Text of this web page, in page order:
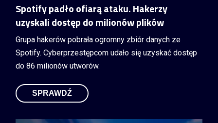
Spotify padło ofiarą ataku. Hakerzy
uzyskali dostęp do milionów plików
Grupa hakerów pobrała ogromny zbiór danych ze
Spotify. Cyberprzestępcom udało się uzyskać dostęp
do 86 milionów utworów.
SPRAWDŹ